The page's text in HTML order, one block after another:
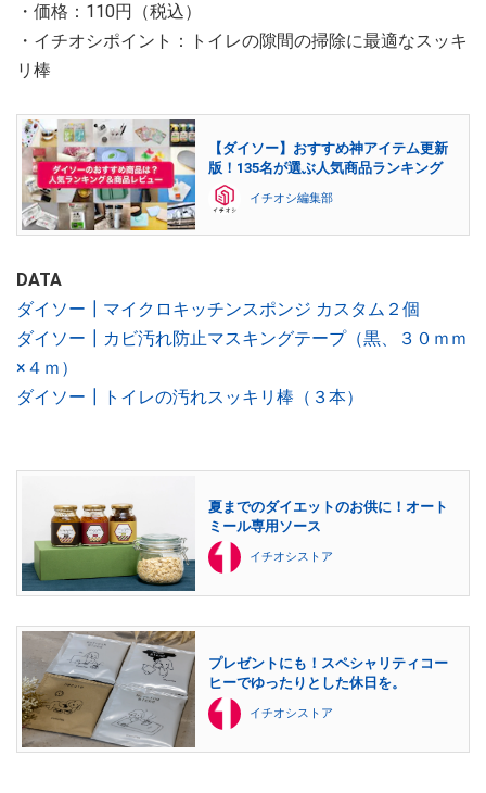
・価格：110円（税込）
・イチオシポイント：トイレの隙間の掃除に最適なスッキ
リ棒
【ダイソー】おすすめ神アイテム更新
版！135名が選ぶ人気商品ランキング
イチオシ編集部
DATA
ダイソー┃マイクロキッチンスポンジ カスタム２個
ダイソー┃カビ汚れ防止マスキングテープ（黒、３０ｍｍ
×４ｍ）
ダイソー┃トイレの汚れスッキリ棒（３本）
夏までのダイエットのお供に！オート
ミール専用ソース
イチオシストア
プレゼントにも！スペシャリティコー
ヒーでゆったりとした休日を。
イチオシストア